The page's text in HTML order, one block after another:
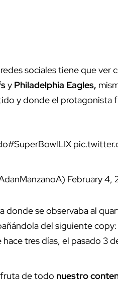
sociales tiene que ver
y Philadelphia Eagles,
y donde el protagonista
#SuperBowlLIX
February 4,
donde se observaba al
del siguiente
tres días, el pasado 3
de todo nuestro